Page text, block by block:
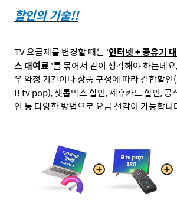
할인의 기술!!
TV요금제를 변경할 때는 '인터넷+공유기
스 대여료'를 묶어서 같이 생각해야 하는데요
우 약정 기간이나 상품 구성에 따라 결합할인
B tv pop),셋톱박스 할인,제휴카드 할인,공
인 등 다양한 방법으로 요금 절감이 가능합니